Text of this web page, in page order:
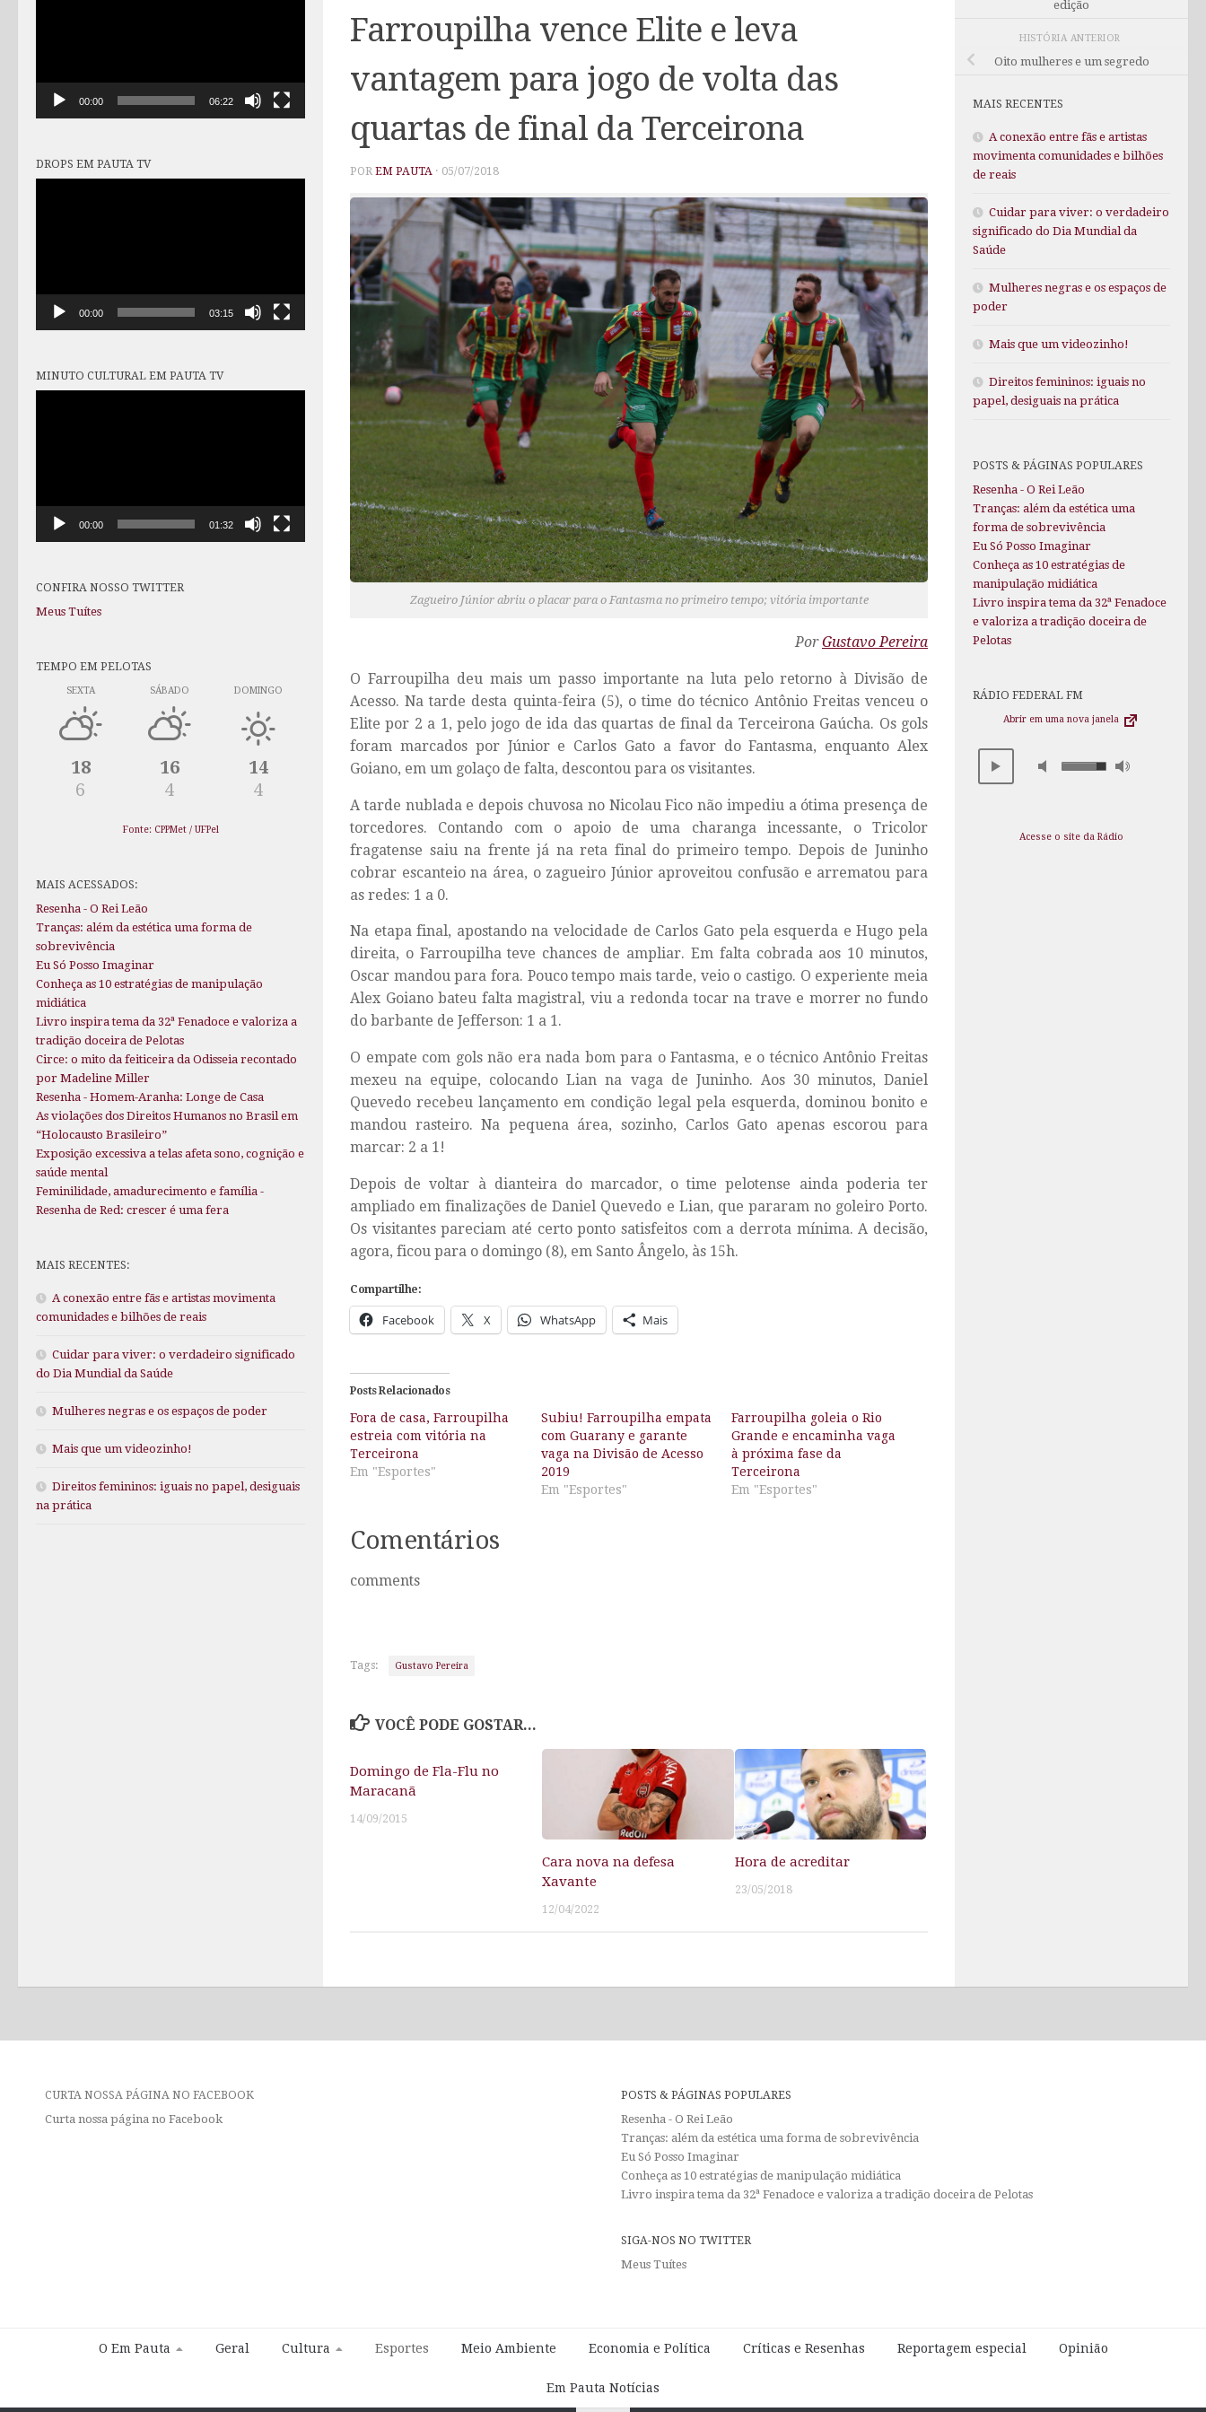
Farroupilha vence Elite e leva
vantagem para jogo de volta das
quartas de final da Terceirona
POR EM PAUTA · 05/07/2018
Zagueiro Júnior abriu o placar para o Fantasma no primeiro tempo; vitória importante
PorGustavo Pereira
O Farroupilha deu mais um passo importante na luta pelo retorno à Divisão de
Acesso. Na tarde desta quinta-feira (5), o time do técnico Antônio Freitas venceu o
Elite por 2 a 1, pelo jogo de ida das quartas de final da Terceirona Gaúcha. Os gols
foram marcados por Júnior e Carlos Gato a favor do Fantasma, enquanto Alex
Goiano, em um golaço de falta, descontou para os visitantes.
A tarde nublada e depois chuvosa no Nicolau Fico não impediu a ótima presença de
torcedores. Contando com o apoio de uma charanga incessante, o Tricolor
fragatense saiu na frente já na reta final do primeiro tempo. Depois de Juninho
cobrar escanteio na área, o zagueiro Júnior aproveitou confusão e arrematou para
as redes: 1 a 0.
Na etapa final, apostando na velocidade de Carlos Gato pela esquerda e Hugo pela
direita, o Farroupilha teve chances de ampliar. Em falta cobrada aos 10 minutos,
Oscar mandou para fora. Pouco tempo mais tarde, veio o castigo. O experiente meia
Alex Goiano bateu falta magistral, viu a redonda tocar na trave e morrer no fundo
do barbante de Jefferson: 1 a 1.
O empate com gols não era nada bom para o Fantasma, e o técnico Antônio Freitas
mexeu na equipe, colocando Lian na vaga de Juninho. Aos 30 minutos, Daniel
Quevedo recebeu lançamento em condição legal pela esquerda, dominou bonito e
mandou rasteiro. Na pequena área, sozinho, Carlos Gato apenas escorou para
marcar: 2 a 1!
Depois de voltar à dianteira do marcador, o time pelotense ainda poderia ter
ampliado em finalizações de Daniel Quevedo e Lian, que pararam no goleiro Porto.
Os visitantes pareciam até certo ponto satisfeitos com a derrota mínima. A decisão,
agora, ficou para o domingo (8), em Santo Ângelo, às 15h.
Compartilhe:
Facebook X WhatsApp Mais
Posts Relacionados
Fora de casa, Farroupilha
estreia com vitória na
Terceirona
Em "Esportes"
Subiu! Farroupilha empata
com Guarany e garante
vaga na Divisão de Acesso
2019
Em "Esportes"
Farroupilha goleia o Rio
Grande e encaminha vaga
à próxima fase da
Terceirona
Em "Esportes"
Comentários
comments
Tags: Gustavo Pereira
VOCÊ PODE GOSTAR...
Domingo de Fla-Flu no
Maracanã
14/09/2015
Cara nova na defesa
Xavante
12/04/2022
Hora de acreditar
23/05/2018
00:00 06:22
DROPS EM PAUTA TV
00:00 03:15
MINUTO CULTURAL EM PAUTA TV
00:00 01:32
CONFIRA NOSSO TWITTER
Meus Tuítes
TEMPO EM PELOTAS
SEXTA
18
6
SÁBADO
16
4
DOMINGO
14
4
Fonte: CPPMet / UFPel
MAIS ACESSADOS:
Resenha - O Rei Leão
Tranças: além da estética uma forma de
sobrevivência
Eu Só Posso Imaginar
Conheça as 10 estratégias de manipulação
midiática
Livro inspira tema da 32ª Fenadoce e valoriza a
tradição doceira de Pelotas
Circe: o mito da feiticeira da Odisseia recontado
por Madeline Miller
Resenha - Homem-Aranha: Longe de Casa
As violações dos Direitos Humanos no Brasil em
“Holocausto Brasileiro”
Exposição excessiva a telas afeta sono, cognição e
saúde mental
Feminilidade, amadurecimento e família -
Resenha de Red: crescer é uma fera
MAIS RECENTES:
A conexão entre fãs e artistas movimenta
comunidades e bilhões de reais
Cuidar para viver: o verdadeiro significado
do Dia Mundial da Saúde
Mulheres negras e os espaços de poder
Mais que um videozinho!
Direitos femininos: iguais no papel, desiguais
na prática
edição
HISTÓRIA ANTERIOR
Oito mulheres e um segredo
MAIS RECENTES
A conexão entre fãs e artistas
movimenta comunidades e bilhões
de reais
Cuidar para viver: o verdadeiro
significado do Dia Mundial da
Saúde
Mulheres negras e os espaços de
poder
Mais que um videozinho!
Direitos femininos: iguais no
papel, desiguais na prática
POSTS & PÁGINAS POPULARES
Resenha - O Rei Leão
Tranças: além da estética uma
forma de sobrevivência
Eu Só Posso Imaginar
Conheça as 10 estratégias de
manipulação midiática
Livro inspira tema da 32ª Fenadoce
e valoriza a tradição doceira de
Pelotas
RÁDIO FEDERAL FM
Abrir em uma nova janela
Acesse o site da Rádio
CURTA NOSSA PÁGINA NO FACEBOOK
Curta nossa página no Facebook
POSTS & PÁGINAS POPULARES
Resenha - O Rei Leão
Tranças: além da estética uma forma de sobrevivência
Eu Só Posso Imaginar
Conheça as 10 estratégias de manipulação midiática
Livro inspira tema da 32ª Fenadoce e valoriza a tradição doceira de Pelotas
SIGA-NOS NO TWITTER
Meus Tuítes
O Em Pauta Geral Cultura Esportes Meio Ambiente Economia e Política Críticas e Resenhas Reportagem especial Opinião
Em Pauta Notícias